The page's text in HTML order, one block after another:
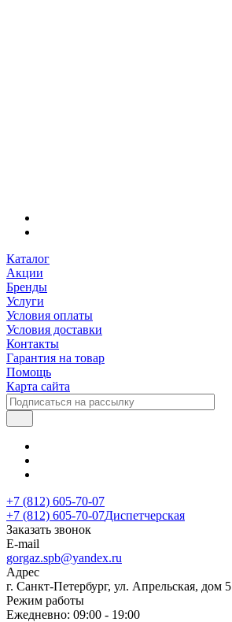
Каталог
Акции
Бренды
Услуги
Условия оплаты
Условия доставки
Контакты
Гарантия на товар
Помощь
Карта сайта
+7 (812) 605-70-07
+7 (812) 605-70-07Диспетчерская
Заказать звонок
E-mail
gorgaz.spb@yandex.ru
Адрес
г. Санкт-Петербург, ул. Апрельская, дом 5
Режим работы
Ежедневно: 09:00 - 19:00